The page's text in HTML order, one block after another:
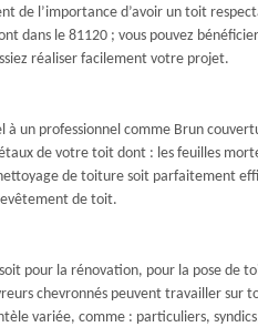
de l’importance d’avoir un toit
dans le 81120 ; vous pouvez
réaliser facilement votre projet.
un professionnel comme Brun
de votre toit dont : les feuilles
de toiture soit parfaitement
de toit.
pour la rénovation, pour la pose
chevronnés peuvent travailler sur
variée, comme : particuliers,